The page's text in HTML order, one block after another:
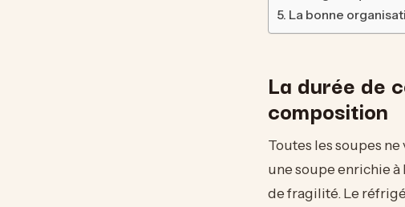
La bonne
La durée de
composition
Toutes les soupes
une soupe enrichie à
de fragilité. Le